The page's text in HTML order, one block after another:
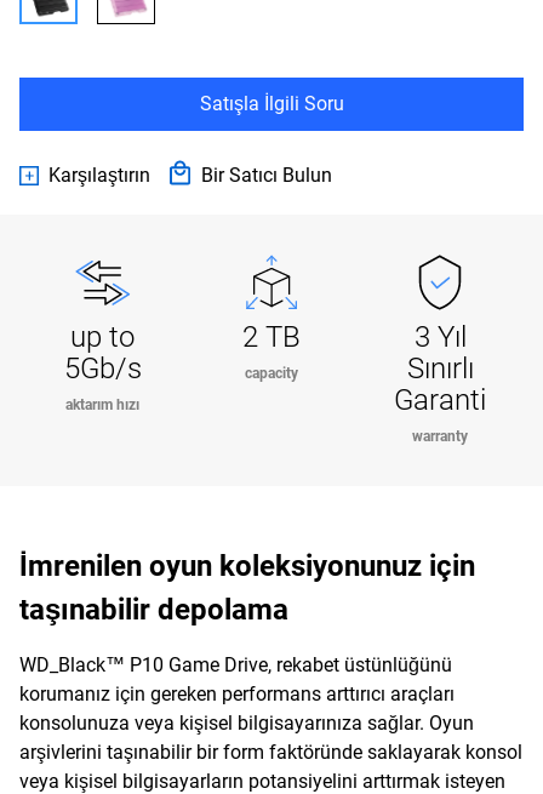
Satışla İlgili Soru
Karşılaştırın Bir Satıcı Bulun
up to
5Gb/s
aktarım hızı
2 TB
capacity
3 Yıl
Sınırlı
Garanti
warranty
İmrenilen oyun koleksiyonunuz için
taşınabilir depolama
WD_Black™ P10 Game Drive, rekabet üstünlüğünü
korumanız için gereken performans arttırıcı araçları
konsolunuza veya kişisel bilgisayarınıza sağlar. Oyun
arşivlerini taşınabilir bir form faktöründe saklayarak konsol
veya kişisel bilgisayarların potansiyelini arttırmak isteyen